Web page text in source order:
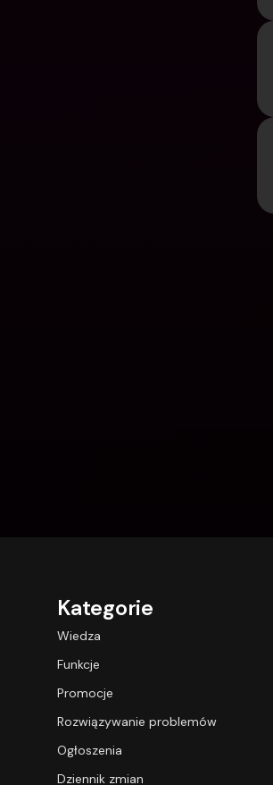
Kategorie
Wiedza
Funkcje
Promocje
Rozwiązywanie problemów
Ogłoszenia
Dziennik zmian